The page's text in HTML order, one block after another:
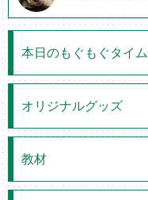
本日のもぐもぐタイム
オリジナルグッズ
教材